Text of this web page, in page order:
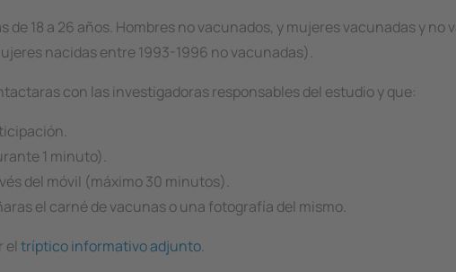
18 a 26 años. Hombres no vacunados, y mujeres vacunadas y no
nacidas entre 1993-1996 no vacunadas).
con las investigadoras responsables del estudio y que:
1 minuto).
del móvil (máximo 30 minutos).
el carné de vacunas o una fotografía del mismo.
el tríptico informativo adjunto.